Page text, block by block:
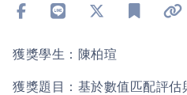
獲獎學生：陳柏瑄
獲獎題目：基於數值匹配評